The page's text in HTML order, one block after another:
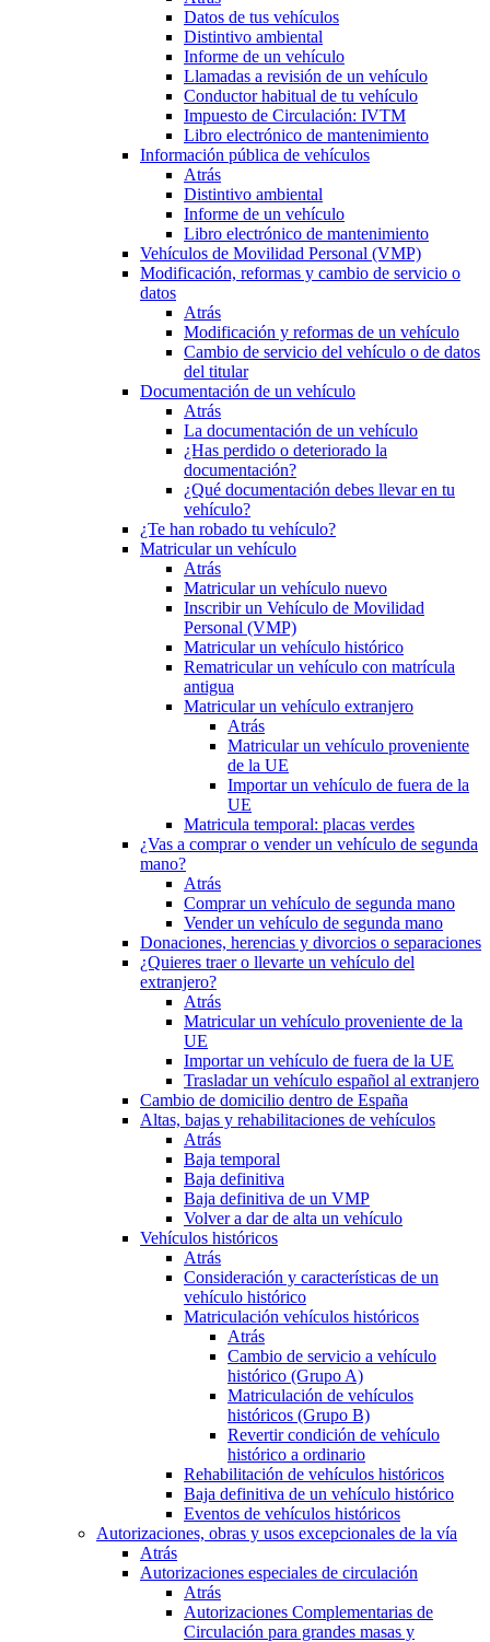
Datos de tus vehículos
Distintivo ambiental
Informe de un vehículo
Llamadas a revisión de un vehículo
Conductor habitual de tu vehículo
Impuesto de Circulación: IVTM
Libro electrónico de mantenimiento
Información pública de vehículos
Atrás
Distintivo ambiental
Informe de un vehículo
Libro electrónico de mantenimiento
Vehículos de Movilidad Personal (VMP)
Modificación, reformas y cambio de servicio o
datos
Atrás
Modificación y reformas de un vehículo
Cambio de servicio del vehículo o de datos
del titular
Documentación de un vehículo
Atrás
La documentación de un vehículo
¿Has perdido o deteriorado la
documentación?
¿Qué documentación debes llevar en tu
vehículo?
¿Te han robado tu vehículo?
Matricular un vehículo
Atrás
Matricular un vehículo nuevo
Inscribir un Vehículo de Movilidad
Personal (VMP)
Matricular un vehículo histórico
Rematricular un vehículo con matrícula
antigua
Matricular un vehículo extranjero
Atrás
Matricular un vehículo proveniente
de la UE
Importar un vehículo de fuera de la
UE
Matricula temporal: placas verdes
¿Vas a comprar o vender un vehículo de segunda
mano?
Atrás
Comprar un vehículo de segunda mano
Vender un vehículo de segunda mano
Donaciones, herencias y divorcios o separaciones
¿Quieres traer o llevarte un vehículo del
extranjero?
Atrás
Matricular un vehículo proveniente de la
UE
Importar un vehículo de fuera de la UE
Trasladar un vehículo español al extranjero
Cambio de domicilio dentro de España
Altas, bajas y rehabilitaciones de vehículos
Atrás
Baja temporal
Baja definitiva
Baja definitiva de un VMP
Volver a dar de alta un vehículo
Vehículos históricos
Atrás
Consideración y características de un
vehículo histórico
Matriculación vehículos históricos
Atrás
Cambio de servicio a vehículo
histórico (Grupo A)
Matriculación de vehículos
históricos (Grupo B)
Revertir condición de vehículo
histórico a ordinario
Rehabilitación de vehículos históricos
Baja definitiva de un vehículo histórico
Eventos de vehículos históricos
Autorizaciones, obras y usos excepcionales de la vía
Atrás
Autorizaciones especiales de circulación
Atrás
Autorizaciones Complementarias de
Circulación para grandes masas y